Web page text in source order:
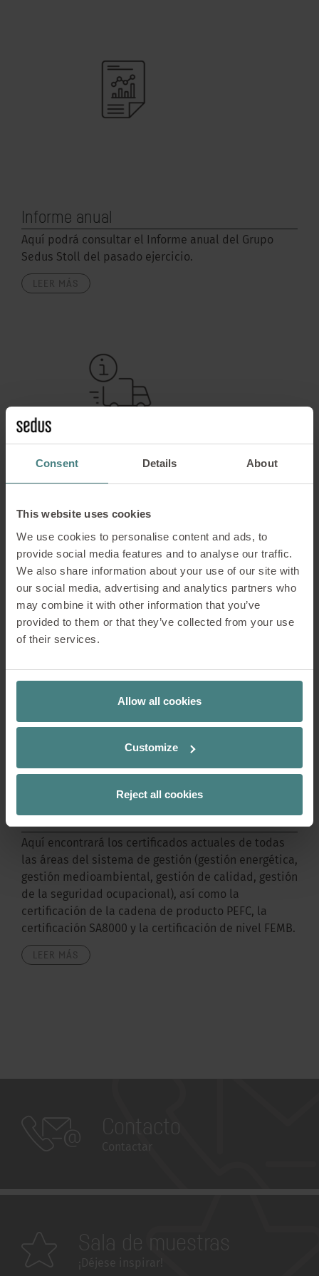
Consent Details About
This website uses cookies
We use cookies to personalise content and ads, to
provide social media features and to analyse our traffic.
We also share information about your use of our site with
our social media, advertising and analytics partners who
may combine it with other information that you’ve
provided to them or that they’ve collected from your use
of their services.
Allow all cookies
Customize
Reject all cookies
Informe anual
Aquí podrá consultar el Informe anual del Grupo
Sedus Stoll del pasado ejercicio.
Información para proveedores
Los proveedores pueden encontrar aquí toda la
información relevante, como directrices y
condiciones de compra.
LEER MÁS
Certificados
Aquí encontrará los certificados actuales de todas
las áreas del sistema de gestión (gestión energética,
gestión medioambiental, gestión de calidad, gestión
de la seguridad ocupacional), así como la
certificación de la cadena de producto PEFC, la
certificación SA8000 y la certificación de nivel FEMB.